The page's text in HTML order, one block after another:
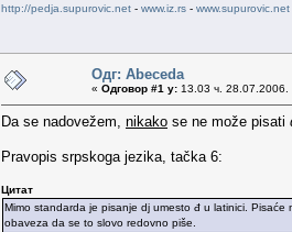
http://pedja.supurovic.net - www.iz.rs - www.supurovic.net
Одг: Abeceda
« Одговор #1 у: 13.03 ч. 28.07.2006.
Da se nadovežem, nikako se ne može pisati
Pravopis srpskoga jezika, tačka 6:
Цитат
Mimo standarda je pisanje dj umesto đ u latinici.
obaveza da se to slovo redovno piše.